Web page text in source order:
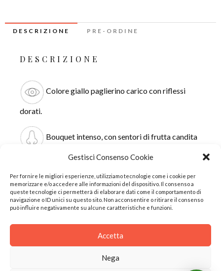
Gestisci Consenso Cookie
Per fornire le migliori esperienze, utilizziamo tecnologie come i cookie per
memorizzare e/o accedere alle informazioni del dispositivo. Il consenso a
queste tecnologie ci permetterà di elaborare dati come il comportamento di
navigazione o ID unici su questo sito. Non acconsentire o ritirare il consenso
può influire negativamente su alcune caratteristiche e funzioni.
Accetta
Nega
DESCRIZIONE PRE-ORDINE
DESCRIZIONE
Colore giallo paglierino carico con riflessi
dorati.
Bouquet intenso, con sentori di frutta candita
e disidratata, zafferano e una leggera nota balsamica.
Al palato è sostanzioso e di grande intensità,
con una bella acidità che si fonde alla trama tannica,